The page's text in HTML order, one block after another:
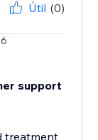
Útil (0)
support
treatment